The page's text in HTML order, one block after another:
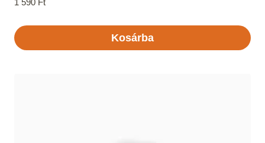
1 590 Ft
Kosárba